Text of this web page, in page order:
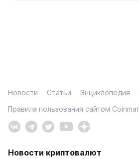
Новости Статьи Энциклопедия
Правила пользования сайтом
Новости криптовалют